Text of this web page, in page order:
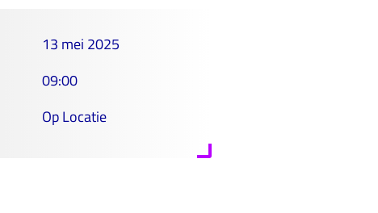
13 mei 2025
09:00
Op Locatie